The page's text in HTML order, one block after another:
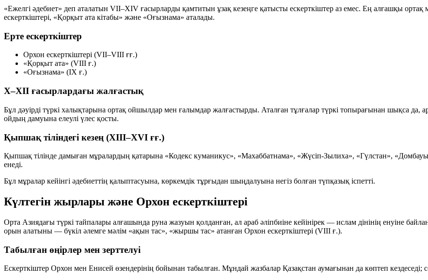
«Ежелгі әдебиет» деп аталатын VII–XIV ғасырларды қамтитын ұзақ кезеңге қатысты ескерткіштер аз емес. Ең алғашқы
ескерткіштері, «Қорқыт ата кітабы» және «Оғызнама» аталады.
Ерте ескерткіштер
Орхон ескерткіштері (VII–VIII ғғ.)
«Қорқыт ата» (VIII ғ.)
«Оғызнама» (IX ғ.)
X–XII ғасырлардағы жалғастық
Бұл дәуірді түркі халықтарына ортақ ойшылдар мен ғалымдар жалғастырды. Аталған тұлғалар түркі топырағынан шықса
ойдың дамуына елеулі үлес қосты.
Қыпшақ тіліндегі кезең (XIII–XVI ғғ.)
Қыпшақ тілінде дамыған мұралардың қатарына «Кодекс куманикус», «Махаббатнама», «Жүсіп-Зылиха», «Гүлстан»,
енеді.
Бұл мұралар кейінгі әдебиеттің қалыптасуына, көркемдік тұрғыдан шыңдалуына негіз болған түпқазық іспетті.
Күлтегін жырлары және Орхон ескерткіштері
Орта Азиядағы түркі тайпалары алғашында руна жазуын қолданған, ал араб әліпбиіне кейінірек — ислам дінінің енуіне
орын алатыны — бүкіл әлемге мәлім «ақын тас», «жыршы тас» атанған Орхон ескерткіштері (VIII ғ.).
Табылған өңірлер мен зерттелуі
Ескерткіштер Орхон мен Енисей өзендерінің бойынан табылған. Мұндай жазбалар Қазақстан аумағынан да көптеп кездеседі;